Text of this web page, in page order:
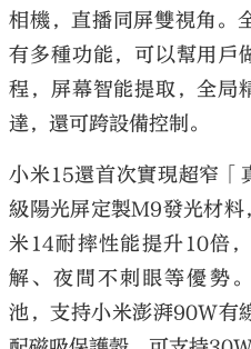
相機，直播同屏雙視角。
有多種功能，可以幫用戶
程，屏幕智能提取，全局
達，還可跨設備控制。
小米15還首次實現超窄「
級陽光屏定製M9發光材
米14耐摔性能提升10倍
解、夜間不刺眼等優勢
池，支持小米澎湃90W有